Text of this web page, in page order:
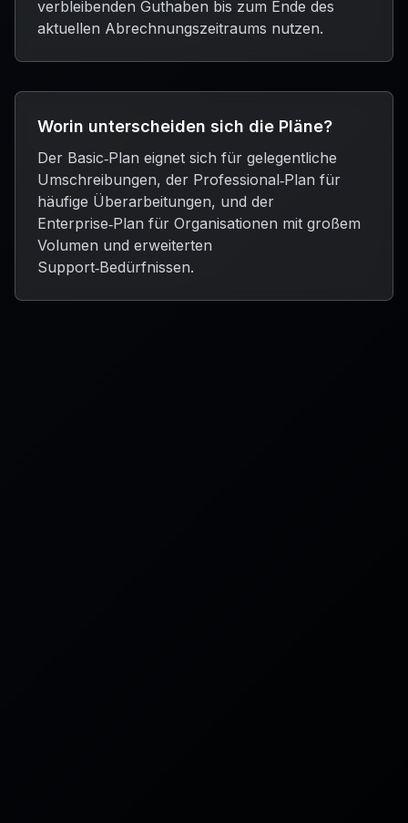
verbleibenden Guthaben bis zum Ende des
aktuellen Abrechnungszeitraums nutzen.
Worin unterscheiden sich die Pläne?
Der Basic‑Plan eignet sich für gelegentliche
Umschreibungen, der Professional‑Plan für
häufige Überarbeitungen, und der
Enterprise‑Plan für Organisationen mit großem
Volumen und erweiterten
Support‑Bedürfnissen.